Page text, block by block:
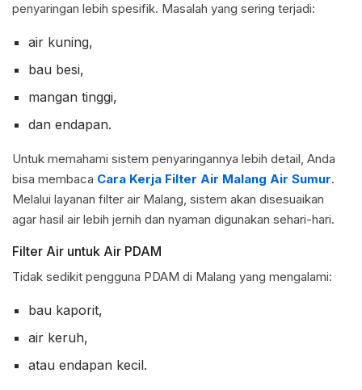
penyaringan lebih spesifik. Masalah yang sering terjadi:
air kuning,
bau besi,
mangan tinggi,
dan endapan.
Untuk memahami sistem penyaringannya lebih detail, Anda
bisa membaca Cara Kerja Filter Air Malang Air Sumur.
Melalui layanan filter air Malang, sistem akan disesuaikan
agar hasil air lebih jernih dan nyaman digunakan sehari-hari.
Filter Air untuk Air PDAM
Tidak sedikit pengguna PDAM di Malang yang mengalami:
bau kaporit,
air keruh,
atau endapan kecil.